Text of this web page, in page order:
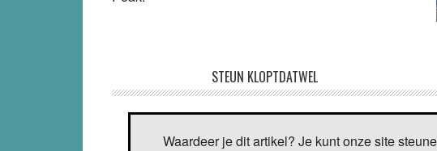
STEUN KLOPTDATWEL
Waardeer je dit artikel? Je kunt onze site